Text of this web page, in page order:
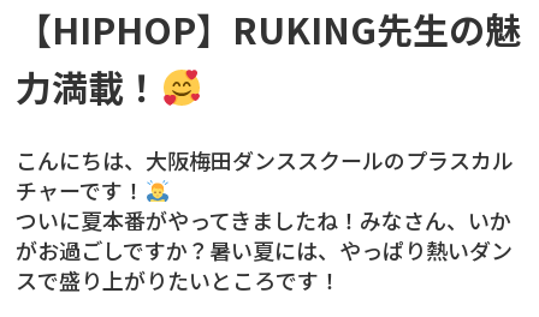
【HIPHOP】RUKING先生の魅
力満載！
こんにちは、大阪梅田ダンススクールのプラスカル
チャーです！
ついに夏本番がやってきましたね！みなさん、いか
がお過ごしですか？暑い夏には、やっぱり熱いダン
スで盛り上がりたいところです！